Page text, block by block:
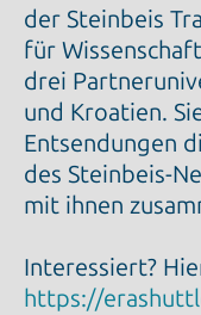
der Steinbeis
für
drei
und Kroatien.
Entsendungen
des Steinbeis-
mit ihnen
Interessiert?
https://